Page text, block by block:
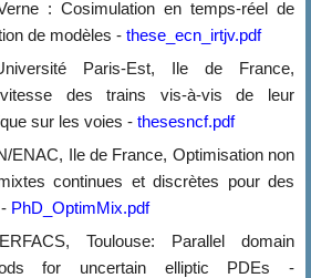
: Cosimulation en temps-réel de
de modèles - these_ecn_irtjv.pdf
Paris-Est, Ile de France,
des trains vis-à-vis de leur
sur les voies - thesesncf.pdf
ENAC, Ile de France, Optimisation non
continues et discrètes pour des
PhD_OptimMix.pdf
Toulouse: Parallel domain
for uncertain elliptic PDEs -